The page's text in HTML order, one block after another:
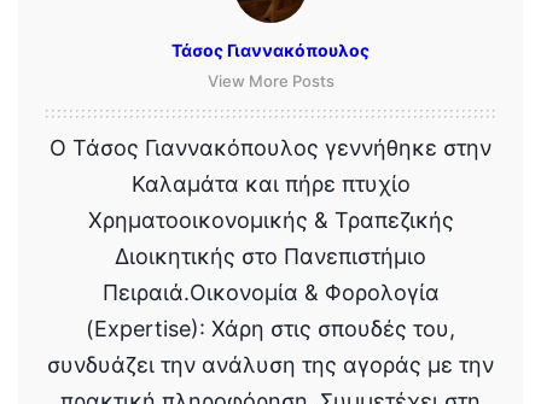
Τάσος Γιαννακόπουλος
View More Posts
Ο Τάσος Γιαννακόπουλος γεννήθηκε στην
Καλαμάτα και πήρε πτυχίο
Χρηματοοικονομικής & Τραπεζικής
Διοικητικής στο Πανεπιστήμιο
Πειραιά.Οικονομία & Φορολογία
(Expertise): Χάρη στις σπουδές του,
συνδυάζει την ανάλυση της αγοράς με την